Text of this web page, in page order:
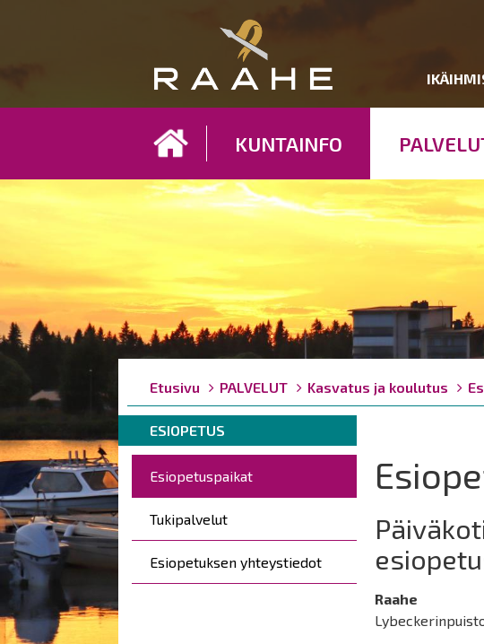
KUNTAINFO
Breadcrumbs
You
are
here:
Etusivu PALVELUT Kasvatus ja koulutus
Breadcrumbs
are
here:
ESIOPETUS
Päävalikko
Esiopetuspaikat
Tukipalvelut
Esiopetuksen yhteystiedot
Raahe